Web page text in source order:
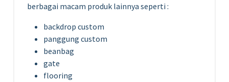
berbagai macam produk lainnya seperti :
backdrop custom
panggung custom
beanbag
gate
flooring